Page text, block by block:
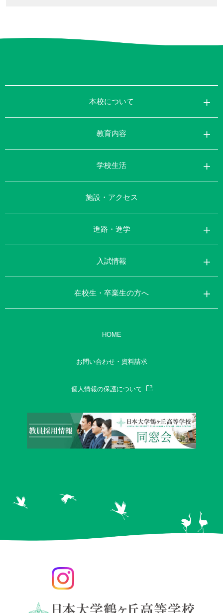
本校について
教育内容
学校生活
施設・アクセス
進路・進学
入試情報
在校生・卒業生の方へ
HOME
お問い合わせ・資料請求
個人情報の保護について